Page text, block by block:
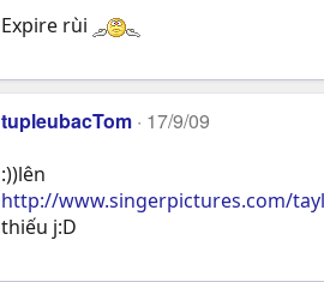
Expire rùi
tupleubacTom 17/9/09
:))lên
http://www.singerpictures.com/
thiếu j:D